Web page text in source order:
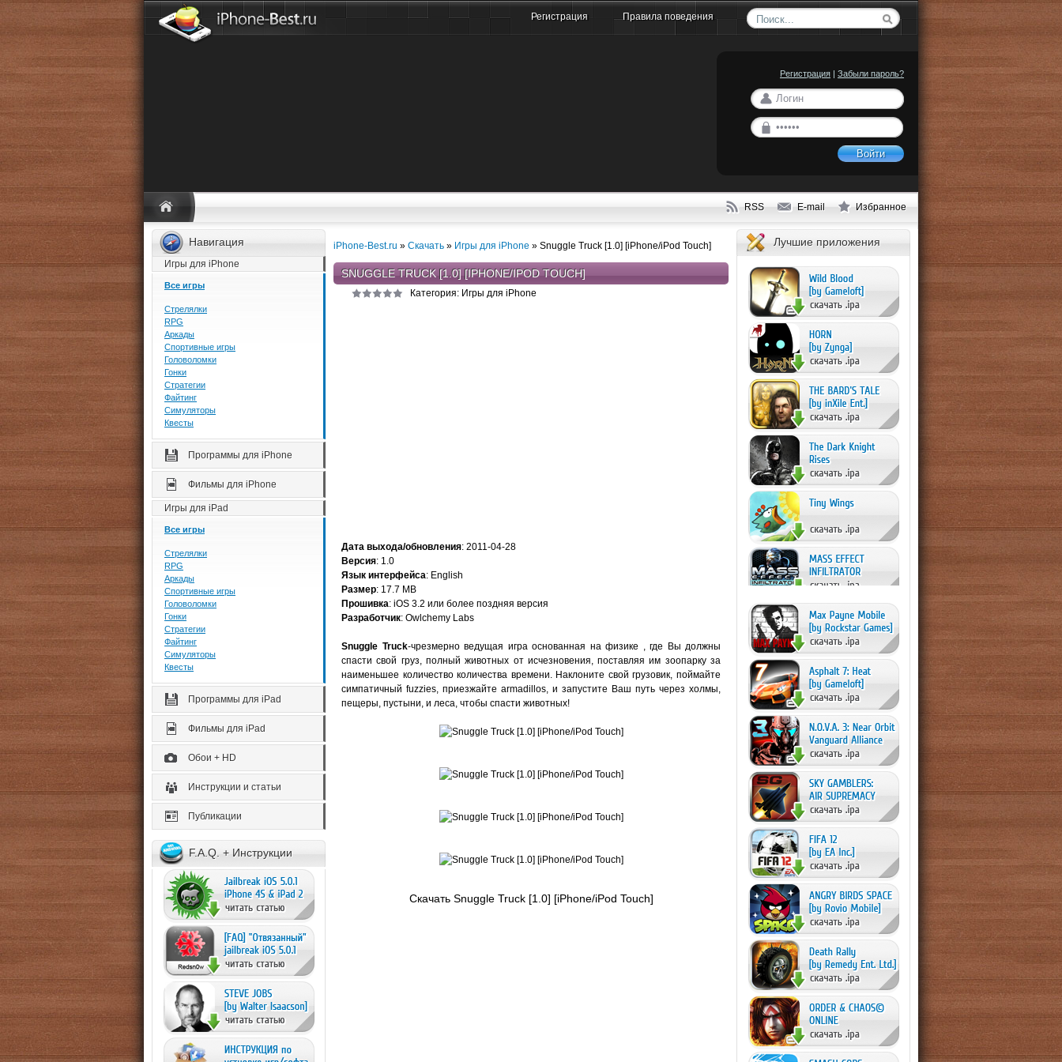
Регистрация Правила поведения
Регистрация | Забыли пароль?
Войти
RSS E-mail Избранное
Навигация
Игры для iPhone
Все игры
Стрелялки
RPG
Аркады
Спортивные игры
Головоломки
Гонки
Стратегии
Файтинг
Симуляторы
Квесты
Программы для iPhone
Фильмы для iPhone
Игры для iPad
Все игры
Стрелялки
RPG
Аркады
Спортивные игры
Головоломки
Гонки
Стратегии
Файтинг
Симуляторы
Квесты
Программы для iPad
Фильмы для iPad
Обои + HD
Инструкции и статьи
Публикации
F.A.Q. + Инструкции
iPhone-Best.ru » Скачать » Игры для iPhone » Snuggle Truck [1.0] [iPhone/iPod Touch]
SNUGGLE TRUCK [1.0] [IPHONE/IPOD TOUCH]
Категория: Игры для iPhone
Дата выхода/обновления: 2011-04-28
Версия: 1.0
Язык интерфейса: English
Размер: 17.7 MB
Прошивка: iOS 3.2 или более поздняя версия
Разработчик: Owlchemy Labs
Snuggle Truck-чрезмерно ведущая игра основанная на физике , где Вы должны
спасти свой груз, полный животных от исчезновения, поставляя им зоопарку за
наименьшее количество количества времени. Наклоните свой грузовик, поймайте
симпатичный fuzzies, приезжайте armadillos, и запустите Ваш путь через холмы,
пещеры, пустыни, и леса, чтобы спасти животных!
Скачать Snuggle Truck [1.0] [iPhone/iPod Touch]
Лучшие приложения